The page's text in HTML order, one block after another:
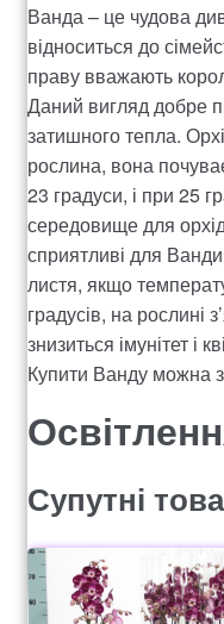
Ванда – це чудова
відноситься до
праву вважають
Даний вигляд добре
затишного тепла.
рослина, вона
23 градуси, і при 25
середовище для
сприятливі для
листя, якщо
градусів, на рослині
знизиться імунітет і
Купити Ванду можна
Ванда
розташувати квіти
були в тіні, під час
Супутні